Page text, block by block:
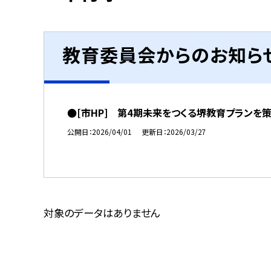
教育委員会からのお知ら
●[市HP] 第4期未来をつくる堺教育プランを策
公開日 2026/04/01 更新日 2026/03/27
対象のデータはありません